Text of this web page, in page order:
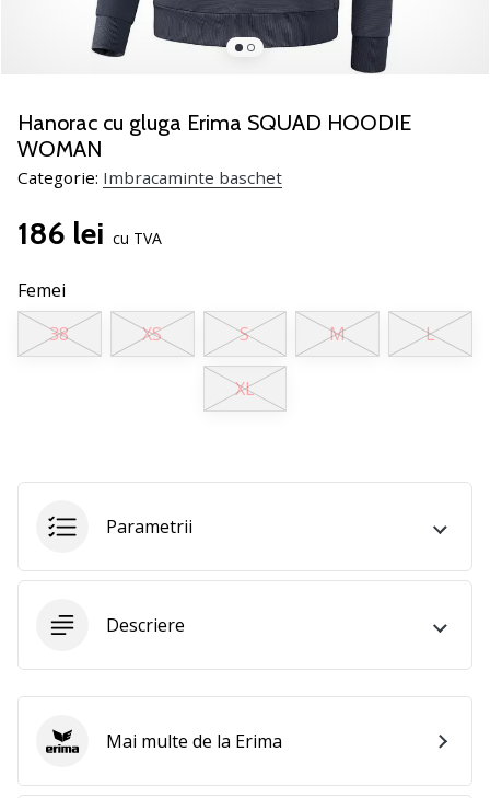
baschet
un
fan
al
baschetului
și
Alătură-
te
nouă
ca
Afiseaza
toate
articolele
Hanorac cu gluga Erima SQUAD HOODIE
WOMAN
Categorie: Imbracaminte baschet
186 lei cu TVA
Femei
38
XS S M L
XL
Parametrii
Descriere
ErimaMai multe de la Erima